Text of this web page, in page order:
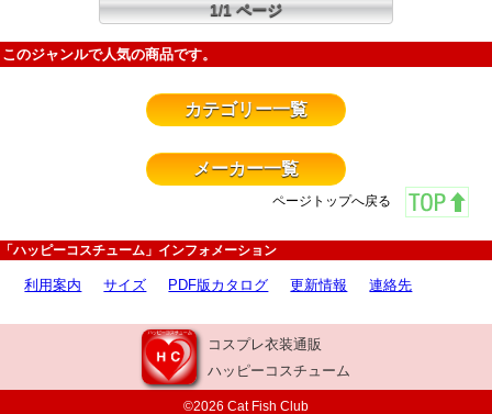
1/1 ページ
このジャンルで人気の商品です。
カテゴリー一覧
メーカー一覧
ページトップへ戻る
「ハッピーコスチューム」インフォメーション
利用案内 サイズ PDF版カタログ 更新情報 連絡先
コスプレ衣装通販
ハッピーコスチューム
©2026 Cat Fish Club